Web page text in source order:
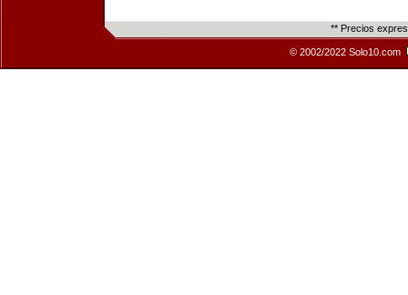
** Precios
© 2002/2022 Solo10.com